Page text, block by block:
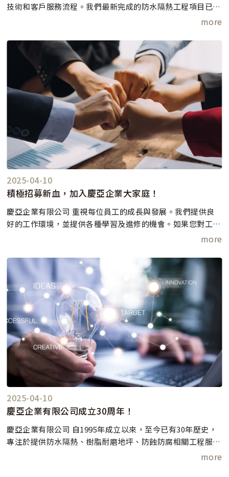
技術和客戶服務流程。我們最新完成的防水隔熱工程項目已經
在各地成功交付，並獲得了客戶的高度評價。無論是住宅還是
more
2025-04-10
積極招募新血，加入慶亞企業大家庭！
慶亞企業有限公司 重視每位員工的成長與發展。我們提供良
好的工作環境，並提供各種學習及進修的機會。如果您對工程
業有熱情並且願意挑戰自我，歡迎加入我們的團隊，共同開創
more
2025-04-10
慶亞企業有限公司成立30周年！
慶亞企業有限公司 自1995年成立以來，至今已有30年歷史，
專注於提供防水隔熱、樹脂耐磨地坪、防蝕防腐相關工程服
務。感謝每位客戶的支持與信任，讓我們成為業界的領導品
more